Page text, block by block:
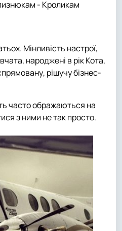
- Кроликам
Мінливість настрої,
народжені в рік Кота,
рішучу бізнес-
часто ображаються на
з ними не так просто.